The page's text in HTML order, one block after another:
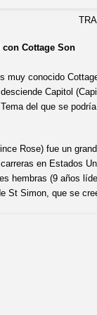
Cottage Son
muy conocido
Capitol
del que se
Rose) fue un
en Estados
hembras (9 años
St Simon, que se